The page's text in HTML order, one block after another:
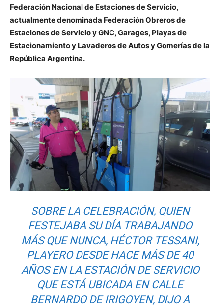
Federación Nacional de Estaciones de Servicio,
actualmente denominada Federación Obreros de
Estaciones de Servicio y GNC, Garages, Playas de
Estacionamiento y Lavaderos de Autos y Gomerías de la
República Argentina.
SOBRE LA CELEBRACIÓN, QUIEN
FESTEJABA SU DÍA TRABAJANDO
MÁS QUE NUNCA, HÉCTOR TESSANI,
PLAYERO DESDE HACE MÁS DE 40
AÑOS EN LA ESTACIÓN DE SERVICIO
QUE ESTÁ UBICADA EN CALLE
BERNARDO DE IRIGOYEN, DIJO A